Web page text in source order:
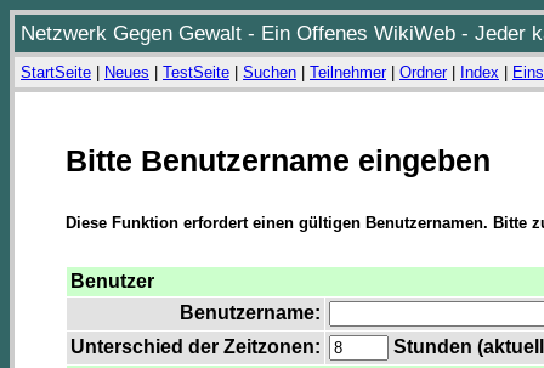
Netzwerk Gegen Gewalt - Ein Offenes WikiWeb - Jeder
StartSeite Neues TestSeite Suchen Teilnehmer| Ordner| Index
Bitte Benutzername eingeben
Diese Funktion erfordert einen gültigen Benutzernamen. Bitte
Benutzer
Benutzername:
Unterschied der Zeitzonen:
Stunden